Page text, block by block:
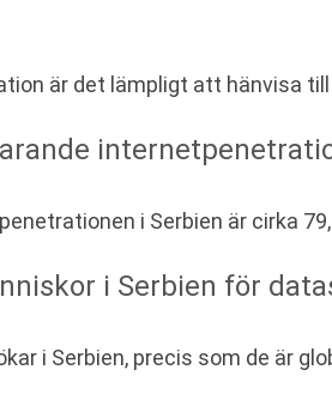
är det lämpligt att hänvisa
i Serbien är cirka
i Serbien för
i Serbien, precis som de är